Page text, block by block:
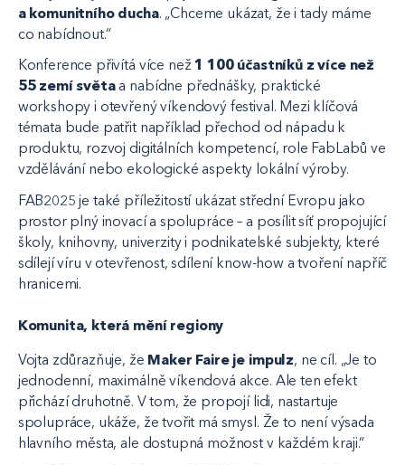
a komunitního ducha. „Chceme ukázat, že i tady máme
co nabídnout.“
Konference přivítá více než1 100 účastníků z více než
55 zemí světaa nabídne přednášky, praktické
workshopy i otevřený víkendový festival. Mezi klíčová
témata bude patřit například přechod od nápadu k
produktu, rozvoj digitálních kompetencí, role FabLabů ve
vzdělávání nebo ekologické aspekty lokální výroby.
FAB2025 je také příležitostí ukázat střední Evropu jako
prostor plný inovací a spolupráce – a posílit síť propojující
školy, knihovny, univerzity i podnikatelské subjekty, které
sdílejí víru v otevřenost, sdílení know-how a tvoření napříč
hranicemi.
Komunita, která mění regiony
Vojta zdůrazňuje, že Maker Faire je impulz, ne cíl. „Je to
jednodenní, maximálně víkendová akce. Ale ten efekt
přichází druhotně. V tom, že propojí lidi, nastartuje
spolupráce, ukáže, že tvořit má smysl. Že to není výsada
hlavního města, ale dostupná možnost v každém kraji.“